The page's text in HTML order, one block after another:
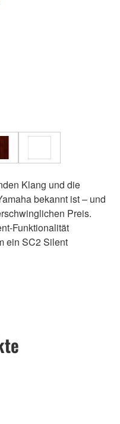
Klang und die
bekannt ist – und
Preis.
Funktionalität
ein SC2 Silent